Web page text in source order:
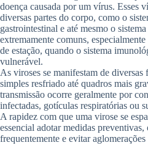
doença causada por um vírus. Esses
diversas partes do corpo, como o
gastrointestinal e até mesmo o
extremamente comuns,
de estação, quando o sistema
vulnerável.
As viroses se manifestam de diversas
simples resfriado até quadros mais
transmissão ocorre geralmente por
infectadas, gotículas respiratórias ou
A rapidez com que uma virose se
essencial adotar medidas preventivas,
frequentemente e evitar